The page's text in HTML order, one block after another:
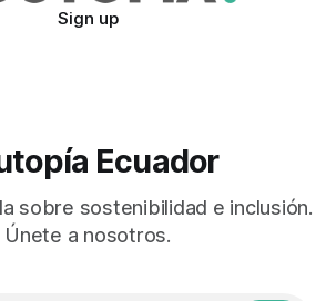
Sign up
Ecuador
sobre sostenibilidad e inclusión.
Únete a nosotros.